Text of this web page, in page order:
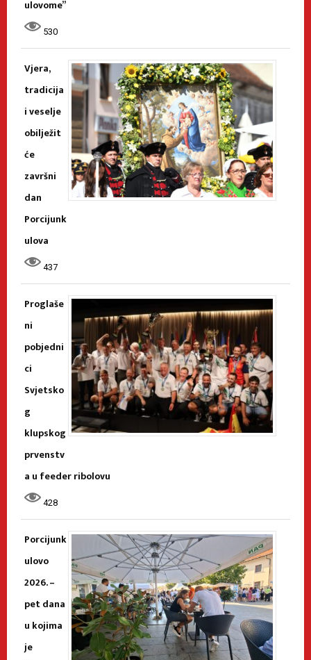
ulovome”
530
Vjera,
tradicija
i veselje
obilježit
će
završni
dan
Porcijunk
ulova
437
Proglaše
ni
pobjedni
ci
Svjetsko
g
klupskog
prvenstv
a u feeder ribolovu
428
Porcijunk
ulovo
2026. –
pet dana
u kojima
je